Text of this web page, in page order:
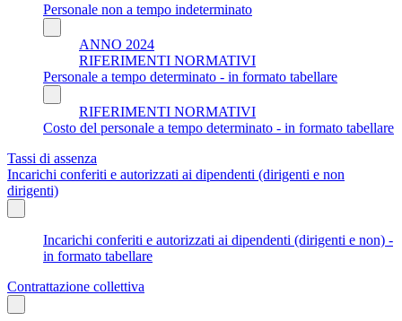
Personale non a tempo indeterminato
ANNO 2024
RIFERIMENTI NORMATIVI
Personale a tempo determinato - in formato tabellare
RIFERIMENTI NORMATIVI
Costo del personale a tempo determinato - in formato tabellare
Tassi di assenza
Incarichi conferiti e autorizzati ai dipendenti (dirigenti e non
dirigenti)
Incarichi conferiti e autorizzati ai dipendenti (dirigenti e non) -
in formato tabellare
Contrattazione collettiva